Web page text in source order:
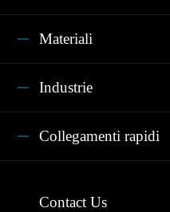
Materiali
Industrie
Collegamenti rapidi
Contact Us